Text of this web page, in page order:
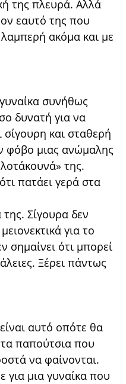
της πλευρά. Αλλά
εαυτό της που
λαμπερή ακόμα και με
συνήθως
δυνατή για να
σίγουρη και σταθερή
φόβο μιας ανώμαλης
της.
πατάει γερά στα
της. Σίγουρα δεν
για το
σημαίνει ότι μπορεί
Ξέρει πάντως
αυτό οπότε θα
παπούτσια που
να φαίνονται.
για μια γυναίκα που